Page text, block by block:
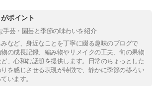
ポイント
手芸・園芸と季節の味わいを紹介
など、身近なことを丁寧に綴る趣味のブログで
の成長記録、編み物やリメイクの工夫、旬の果物
、心和む話題を提供します。日常のちょっとした
を感じさせる表現が特徴で、静かに季節の移ろい
います。